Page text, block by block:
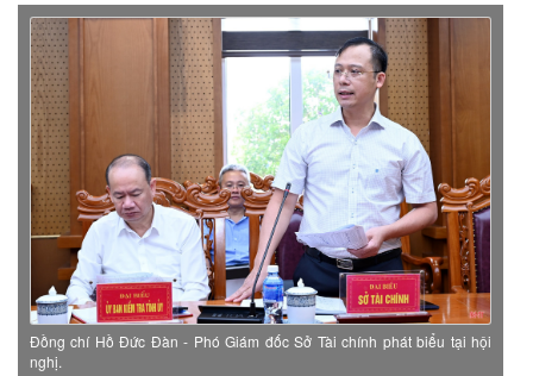
Đồng chí Hồ Đức Đàn - Phó Giám đốc Sở Tài chính phát biểu tại hội
nghị.